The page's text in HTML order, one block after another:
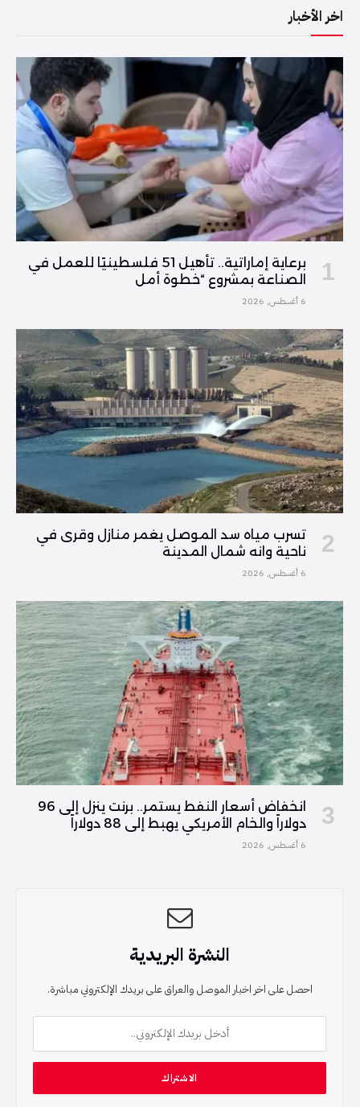
اخر الأخبار
برعاية إماراتية.. تأهيل 51 فلسطينيًا للعمل في
الصناعة بمشروع “خطوة أمل
6 أغسطس, 2026
تسرب مياه سد الموصل يغمر منازل وقرى في
ناحية وانه شمال المدينة
6 أغسطس, 2026
انخفاض أسعار النفط يستمر.. برنت ينزل إلى 96
دولاراً والخام الأمريكي يهبط إلى 88 دولاراً
6 أغسطس, 2026
النشرة البريدية
احصل على اخر اخبار الموصل والعراق على بريدك الإلكتروني مباشرة.